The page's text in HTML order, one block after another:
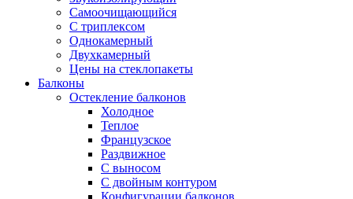
Самоочищающийся
С триплексом
Однокамерный
Двухкамерный
Цены на стеклопакеты
Балконы
Остекление балконов
Холодное
Теплое
Французское
Раздвижное
С выносом
С двойным контуром
Конфигурации балконов